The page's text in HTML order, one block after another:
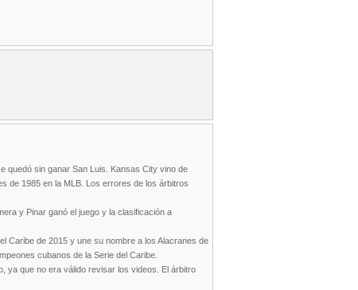
quedó sin ganar San Luis. Kansas City vino de
de 1985 en la MLB. Los errores de los árbitros
y Pinar ganó el juego y la clasificación a
Caribe de 2015 y une su nombre a los Alacranes de
cubanos de la Serie del Caribe.
ya que no era válido revisar los videos. El árbitro